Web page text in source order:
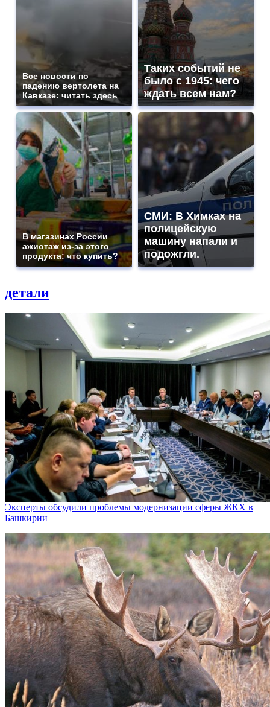
Все новости по
падению вертолета на
Кавказе: читать здесь
Таких событий не
было с 1945: чего
ждать всем нам?
В магазинах России
ажиотаж из-за этого
продукта: что купить?
СМИ: В Химках на
полицейскую
машину напали и
подожгли.
детали
Эксперты обсудили проблемы модернизации сферы ЖКХ в
Башкирии